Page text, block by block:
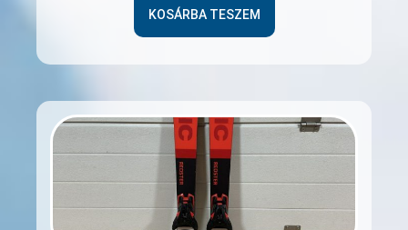
KOSÁRBA TESZEM